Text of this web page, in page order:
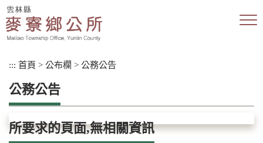
跳
到
主
::: 首頁 > 公布欄 > 公務公告
公務公告
所要求的頁面,無相關資訊